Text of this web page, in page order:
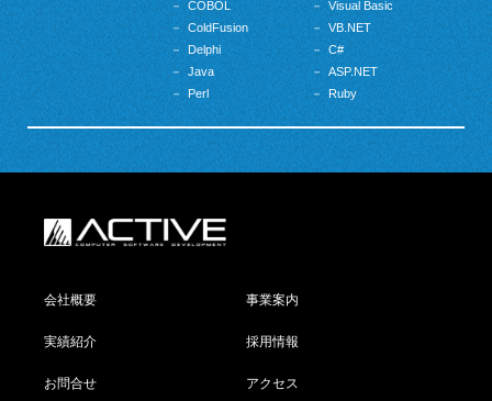
COBOL
Visual Basic
ColdFusion
VB.NET
Delphi
C#
Java
ASP.NET
Perl
Ruby
会社概要 事業案内
実績紹介 採用情報
お問合せ アクセス